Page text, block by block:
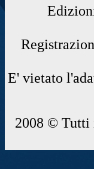
E' vietato
2008 © Tutti